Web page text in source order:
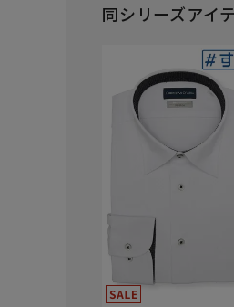
同シリーズアイ